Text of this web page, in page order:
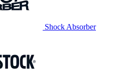
Shock Absorber